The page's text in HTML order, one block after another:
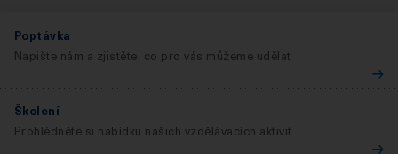
Poptávka
Napište nám a zjistěte, co pro vás můžeme udělat
Školení
Prohlédněte si nabídku našich vzdělávacích aktivit